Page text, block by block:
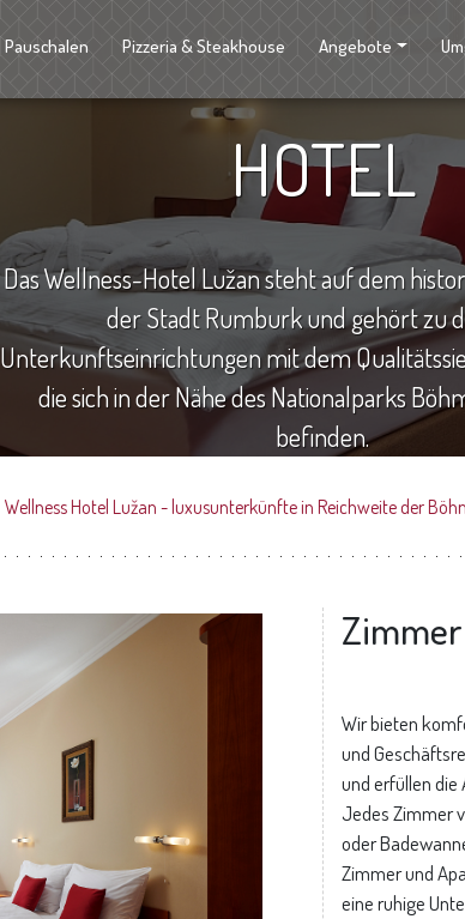
Pauschalen Pizzeria & Steakhouse Angebote
HOTEL
Das Wellness-Hotel Lužan steht auf dem
der Stadt Rumburk und gehört zu
Unterkunftseinrichtungen mit dem
die sich in der Nähe des Nationalparks
befinden.
Wellness Hotel Lužan - luxusunterkünfte in Reichweite der
Zimmer
Wir bieten
und
und erfüllen die
Jedes Zimmer
oder
Zimmer und
eine ruhige